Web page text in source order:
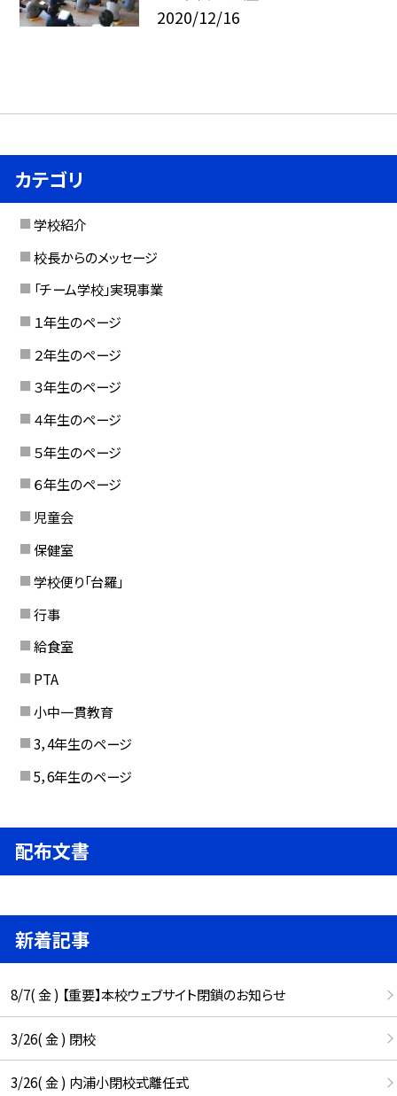
2020/12/16
カテゴリ
学校紹介
校長からのメッセージ
「チーム学校」実現事業
１年生のページ
２年生のページ
３年生のページ
４年生のページ
５年生のページ
６年生のページ
児童会
保健室
学校便り「台羅」
行事
給食室
PTA
小中一貫教育
3，4年生のページ
5，6年生のページ
配布文書
新着記事
8/7( 金 ) 【重要】本校ウェブサイト閉鎖のお知らせ
3/26( 金 ) 閉校
3/26( 金 ) 内浦小閉校式離任式